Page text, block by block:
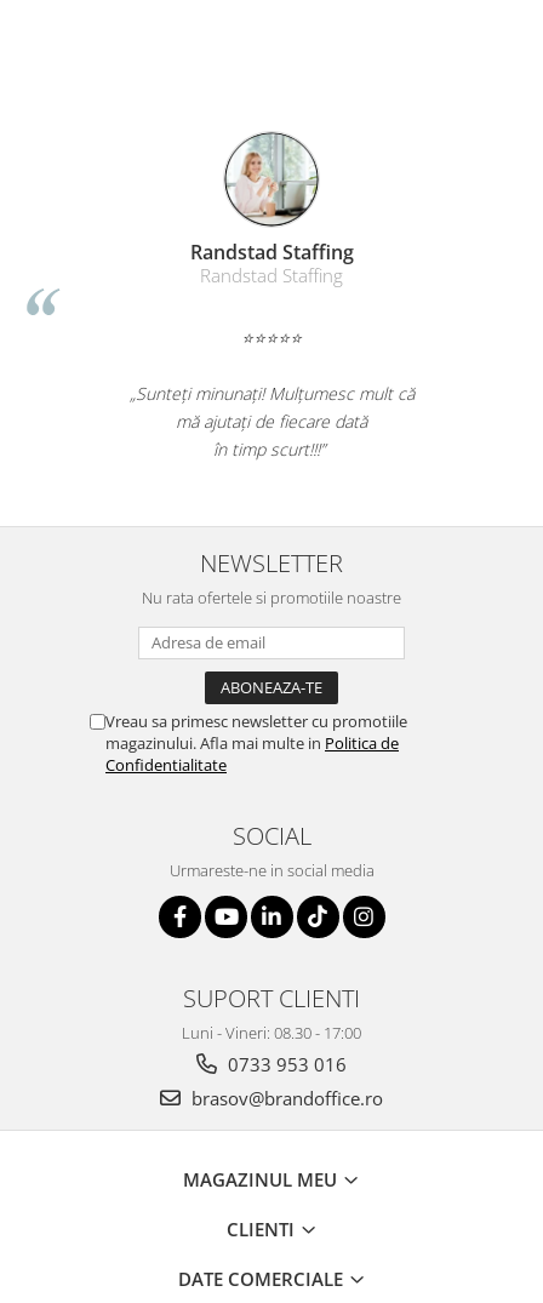
Table magnetice (whiteboard-uri)
Electronice si accesorii tech
Gadgeturi mobile
Baterii si acumulatori
Ceasuri smart - Smartwatch
Baterii externe - Powerbanks
Accesorii localizare (FindMy)
Cartuse, tonere, consumabile PC
Standuri PC si suporturi
ergonomice
Suporturi si huse telefoane &
Tehnica si mobilier pentru birou
Accesorii mobilier
Ghilotine și Trimmere
Calculatoare de birou
Scaune, birouri si produse
Randstad Staffing
Randstad Staffing
⭐⭐⭐⭐⭐
„Sunteți minunați! Mulțumesc mult că
mă ajutați de fiecare dată
în timp scurt!!!”
NEWSLETTER
Nu rata ofertele si promotiile noastre
Vreau sa primesc newsletter cu promotiile
magazinului. Afla mai multe in Politica de
Confidentialitate
SOCIAL
Urmareste-ne in social media
SUPORT CLIENTI
Luni - Vineri: 08.30 - 17:00
0733 953 016
brasov@brandoffice.ro
MAGAZINUL MEU
CLIENTI
DATE COMERCIALE